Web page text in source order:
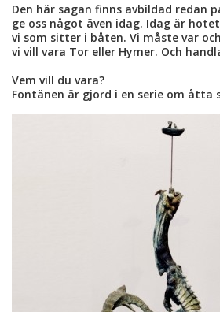
Den här sagan finns avbildad redan
ge oss något även idag. Idag är
vi som sitter i båten. Vi måste var
vi vill vara Tor eller Hymer. Och
Vem vill du vara?
Fontänen är gjord i en serie om åtta